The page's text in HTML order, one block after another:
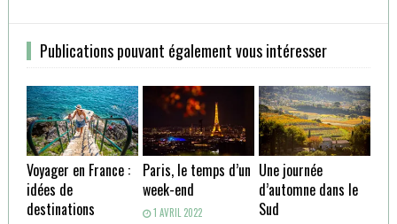
Publications pouvant également vous intéresser
Voyager en France :
idées de
destinations
Paris, le temps d’un
week-end
1 AVRIL 2022
Une journée
d’automne dans le
Sud